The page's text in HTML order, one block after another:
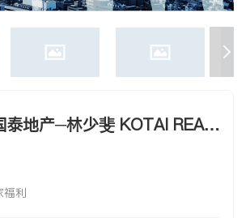
泰地产─林少斐 KOTAI REAL
福利